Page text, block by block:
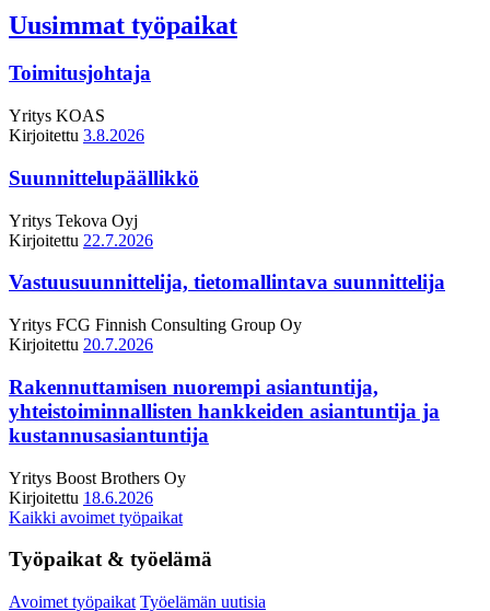
Uusimmat työpaikat
Toimitusjohtaja
Yritys KOAS
Kirjoitettu 3.8.2026
Suunnittelupäällikkö
Yritys Tekova Oyj
Kirjoitettu 22.7.2026
Vastuusuunnittelija, tietomallintava suunnittelija
Yritys FCG Finnish Consulting Group Oy
Kirjoitettu 20.7.2026
Rakennuttamisen nuorempi asiantuntija,
yhteistoiminnallisten hankkeiden asiantuntija ja
kustannusasiantuntija
Yritys Boost Brothers Oy
Kirjoitettu 18.6.2026
Kaikki avoimet työpaikat
Työpaikat & työelämä
Avoimet työpaikat Työelämän uutisia